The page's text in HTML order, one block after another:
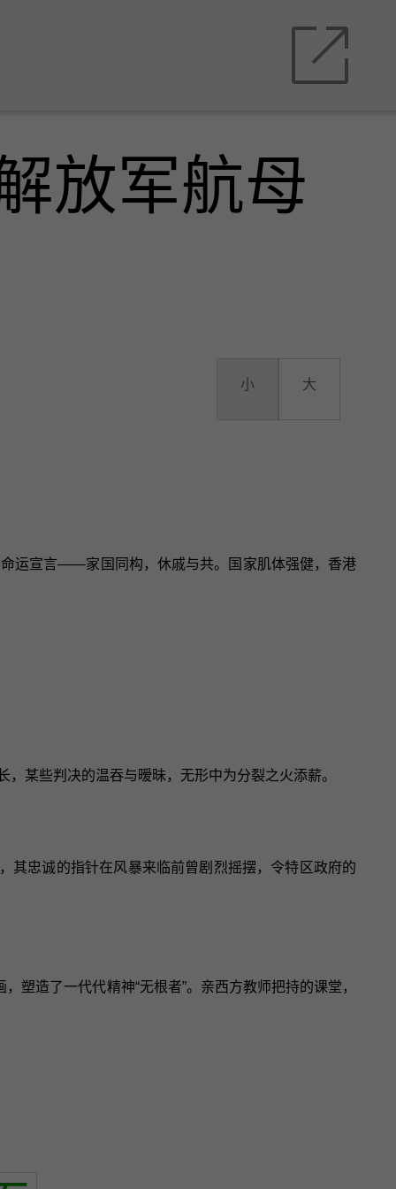
放军航母
小 大
命运宣言——家国同构，休戚与共。国家肌体强健，香港
某些判决的温吞与暧昧，无形中为分裂之火添薪。
其忠诚的指针在风暴来临前曾剧烈摇摆，令特区政府的
塑造了一代代精神“无根者”。亲西方教师把持的课堂，